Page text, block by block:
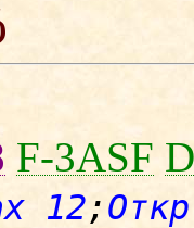
F-3ASF
12;